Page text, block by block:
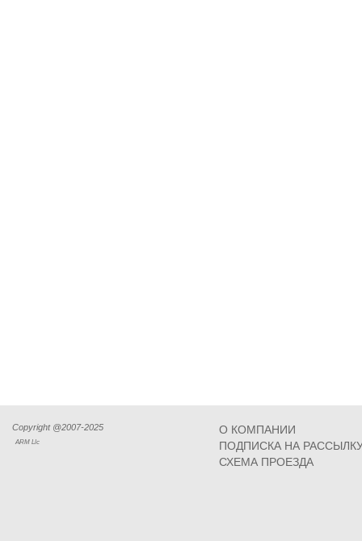
Copyright @2007-2025
ARM Llc
О КОМПАНИИ
ПОДПИСКА НА
СХЕМА ПРОЕЗДА